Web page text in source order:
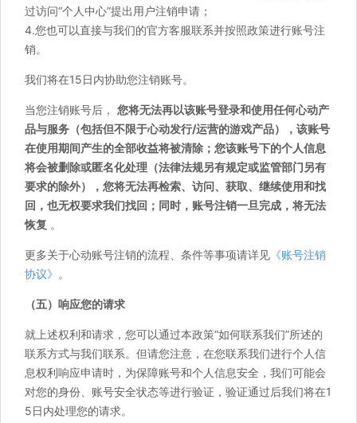
过访问“个人中心”提出用户注销申请；
4.您也可以直接与我们的官方客服联系并按照政策进行账号注
销。
我们将在15日内协助您注销账号。
当您注销账号后， 您将无法再以该账号登录和使用任何心动产
品与服务（包括但不限于心动发行/运营的游戏产品），该账号
在使用期间产生的全部收益将被清除；您该账号下的个人信息
将会被删除或匿名化处理（法律法规另有规定或监管部门另有
要求的除外），您将无法再检索、访问、获取、继续使用和找
回，也无权要求我们找回；同时，账号注销一旦完成，将无法
恢复 。
更多关于心动账号注销的流程、条件等事项请详见 《账号注销
协议》 。
（五）响应您的请求
就上述权利和请求，您可以通过本政策“如何联系我们”所述的
联系方式与我们联系。但请您注意，在您联系我们进行个人信
息权利响应申请时，为保障账号和个人信息安全，我们可能会
对您的身份、账号安全状态等进行验证，验证通过后我们将在1
5日内处理您的请求。